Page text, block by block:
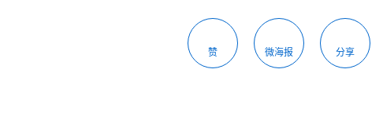
赞 微海报 分享